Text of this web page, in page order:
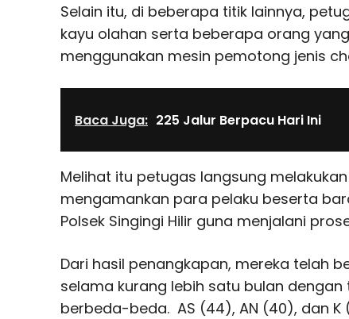
Selain itu, di beberapa titik lainnya,
kayu olahan serta beberapa orang
menggunakan mesin pemotong jenis
Baca Juga: 225 Jalur Berpacu Hari Ini
Melihat itu petugas langsung
mengamankan para pelaku beserta
Polsek Singingi Hilir guna menjalani
Dari hasil penangkapan, mereka telah
selama kurang lebih satu bulan
berbeda-beda. AS (44), AN (40), dan